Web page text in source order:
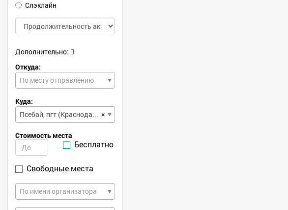
Слэклайн
Дополнительно:
Откуда:
По месту отправлению
Куда:
×
Псебай, пгт (Краснодарский, край)
Стоимость места
Бесплатно
Свободные места
По имени организатора